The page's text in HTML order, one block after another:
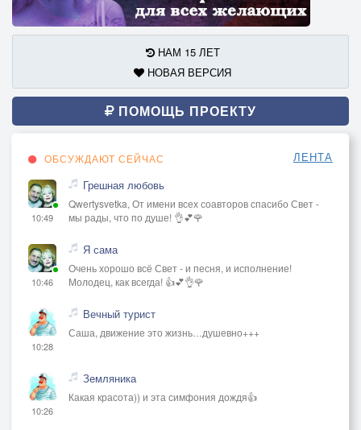
НАМ 15 ЛЕТ
НОВАЯ ВЕРСИЯ
ПОМОЩЬ ПРОЕКТУ
ОБСУЖДАЮТ СЕЙЧАС ЛЕНТА
10:49
Грешная любовь
Qwertysvetka, От имени всех соавторов спасибо Свет -
мы рады, что по душе! 👌💕🌹
10:46
Я сама
Очень хорошо всё Свет - и песня, и исполнение!
Молодец, как всегда! 👍💕👌🌹
10:28
Вечный турист
Саша, движение это жизнь…душевно+++
10:26
Земляника
Какая красота)) и эта симфония дождя👍